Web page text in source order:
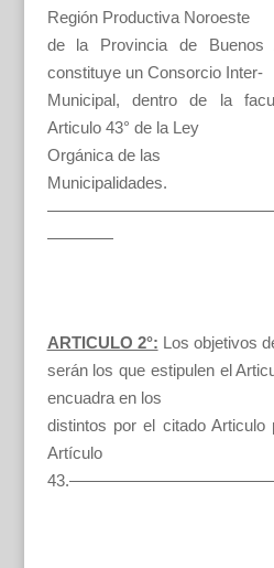
Región Productiva Noroeste
de la Provincia de
constituye un Consorcio Inter-
Municipal, dentro de la
Articulo 43° de la Ley
Orgánica de las
Municipalidades.
————
ARTICULO 2°: Los objetivos
serán los que estipulen el
encuadra en los
distintos por el citado Articulo
Artículo